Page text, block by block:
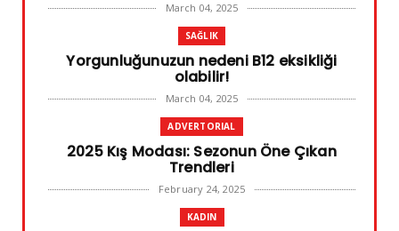
March 04, 2025
SAĞLIK
Yorgunluğunuzun nedeni B12 eksikliği
olabilir!
March 04, 2025
ADVERTORIAL
2025 Kış Modası: Sezonun Öne Çıkan
Trendleri
February 24, 2025
KADIN